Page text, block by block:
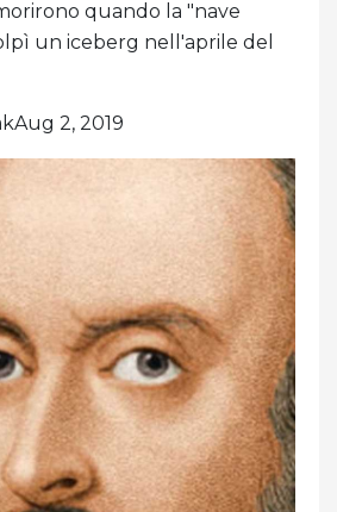
quando la "nave
un iceberg nell'aprile del
2, 2019